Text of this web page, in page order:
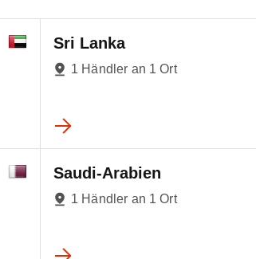
Sri Lanka
1 Händler an 1 Ort
Saudi-Arabien
1 Händler an 1 Ort